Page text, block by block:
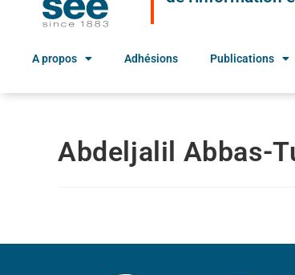
A propos Adhésions Publications
Abdeljalil Abbas-